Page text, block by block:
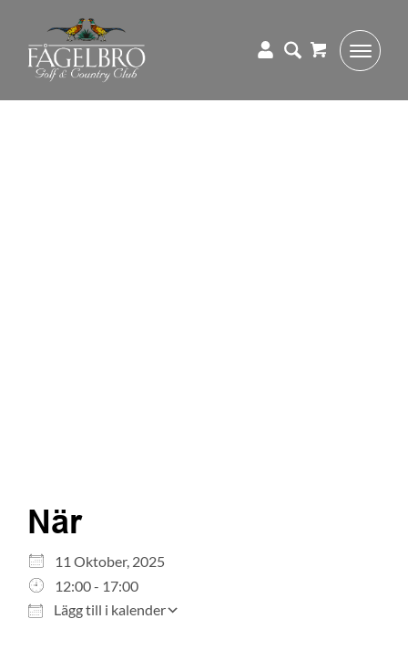
När
11 Oktober, 2025
12:00 - 17:00
Lägg till i kalender
Ladda ner ICS
iCalendar
Office 365